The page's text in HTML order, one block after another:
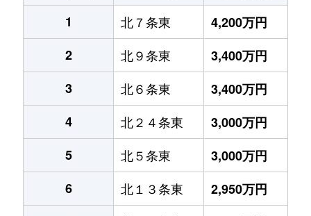
1
北７条東
4,200万円
2
北９条東
3,400万円
3
北６条東
3,400万円
4
北２４条東
3,000万円
5
北５条東
3,000万円
6
北１３条東
2,950万円